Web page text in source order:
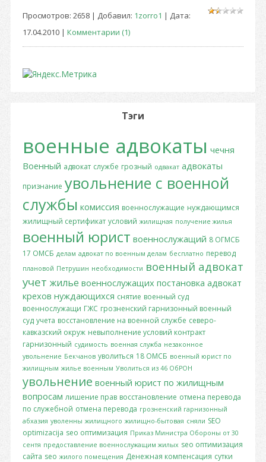
Просмотров: 2658 | Добавил: 1zorro1 | Дата:
17.04.2010 | Комментарии (1)
Тэги
военные адвокаты чечня
Военный адвокат службе грозный одвакат адвокаты
признание увольнение с военной
службы комиссия военнослужащие нуждающимся
жилищный сертификат условий жилищная получение жилья
военный юрист военнослужащий 8 ОГМСБ
17 ОМСБ делам адвокат по военным делам бесплатно перевод
плановой Петрушин необходимости военный адвокат
учет жилье военнослужащих постановка адвокат
крехов нуждающихся снятие военный суд
военнослужащи ГЖС грозненский гарнизонный военный
суд учета восстановление на военной службе северо-
кавказский окруж невыполнение условий контракт
гарнизонный судимость военная служба незаконное
увольнение Бекчанов уволиться 18 ОМСБ военный юрист по
жилищным жилье военным Уволиться из 46 ОбРОН
увольнение военный юрист по жилищным
вопросам лишение прав восстановление отмена перевода
по служебной отмена перевода грозненский гарнизонный
абхазия уволенны жилищного жилищно-бытовая сняли SEO
optimizacija seo оптимизация Приказ Министра Обороны от 30
сентя предоставление военнослужащим жилых seo оптимизация
сайта seo жилого помещения Денежная компенсация сутки